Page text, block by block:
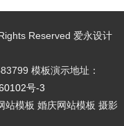
Reserved 爱永设计
模板演示地址：
号-3
站模板 婚庆网站模板 摄影